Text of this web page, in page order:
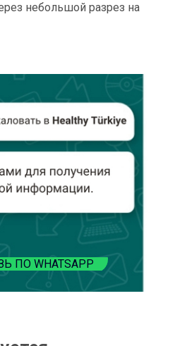
небольшой разрез на
ПО WHATSAPP